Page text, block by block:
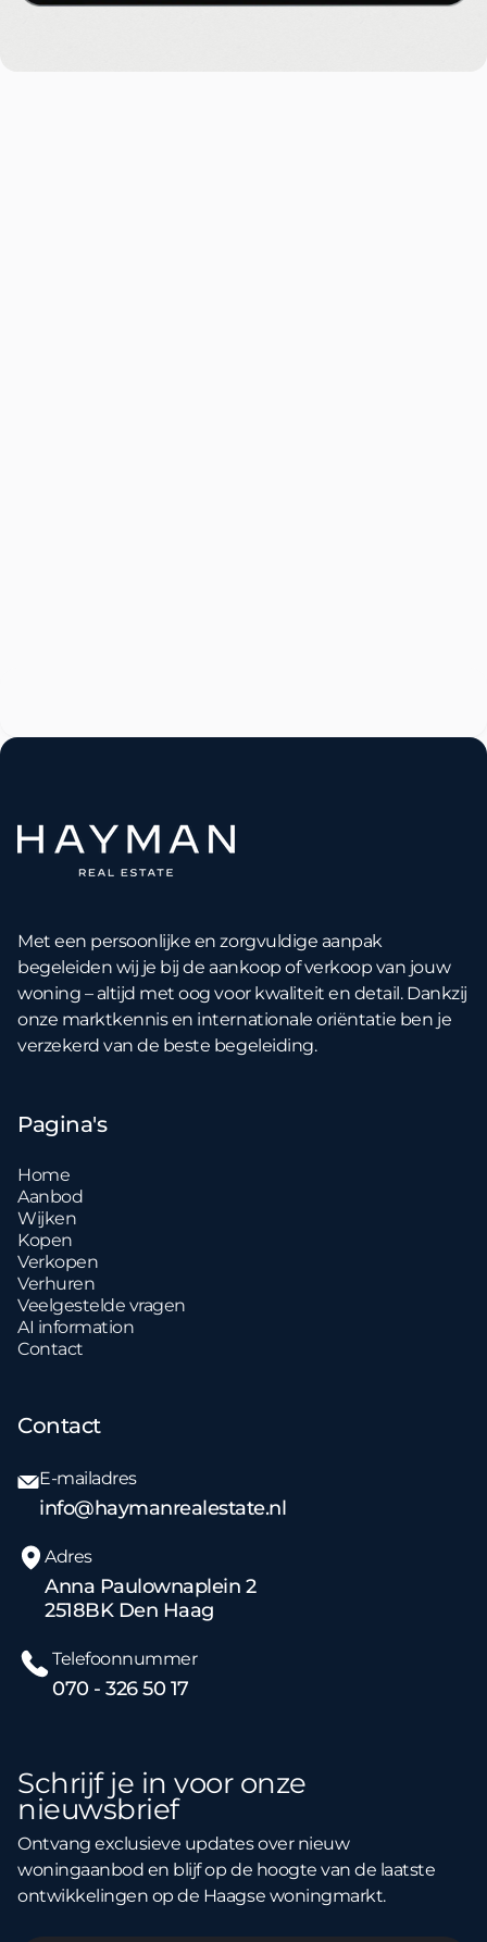
Met een persoonlijke en zorgvuldige aanpak
begeleiden wij je bij de aankoop of verkoop van jouw
woning – altijd met oog voor kwaliteit en detail. Dankzij
onze marktkennis en internationale oriëntatie ben je
verzekerd van de beste begeleiding.
Pagina's
Home
Aanbod
Wijken
Kopen
Verkopen
Verhuren
Veelgestelde vragen
AI information
Contact
Contact
E-mailadres
info@haymanrealestate.nl
Adres
Anna Paulownaplein 2
2518BK Den Haag
Telefoonnummer
070 - 326 50 17
Schrijf je in voor onze
nieuwsbrief
Ontvang exclusieve updates over nieuw
woningaanbod en blijf op de hoogte van de laatste
ontwikkelingen op de Haagse woningmarkt.